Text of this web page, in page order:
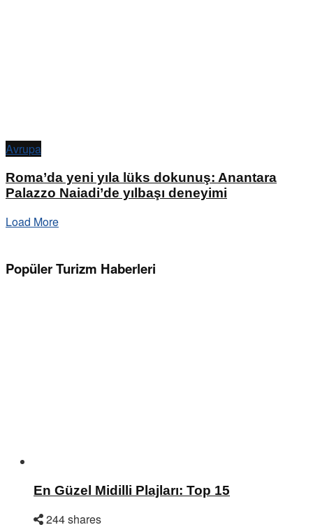
Avrupa
Roma’da yeni yıla lüks dokunuş: Anantara
Palazzo Naiadi’de yılbaşı deneyimi
Load More
Popüler Turizm Haberleri
En Güzel Midilli Plajları: Top 15
244 shares